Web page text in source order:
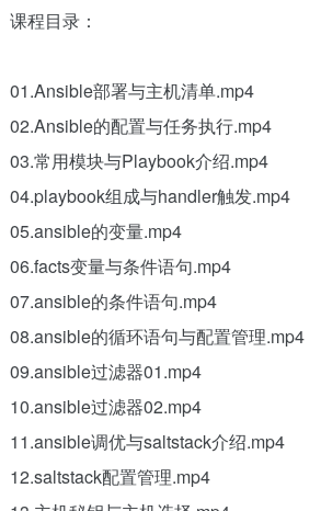
课程目录：
01.Ansible部署与主机清单.mp4
02.Ansible的配置与任务执行.mp4
03.常用模块与Playbook介绍.mp4
04.playbook组成与handler触发.mp4
05.ansible的变量.mp4
06.facts变量与条件语句.mp4
07.ansible的条件语句.mp4
08.ansible的循环语句与配置管理.mp4
09.ansible过滤器01.mp4
10.ansible过滤器02.mp4
11.ansible调优与saltstack介绍.mp4
12.saltstack配置管理.mp4